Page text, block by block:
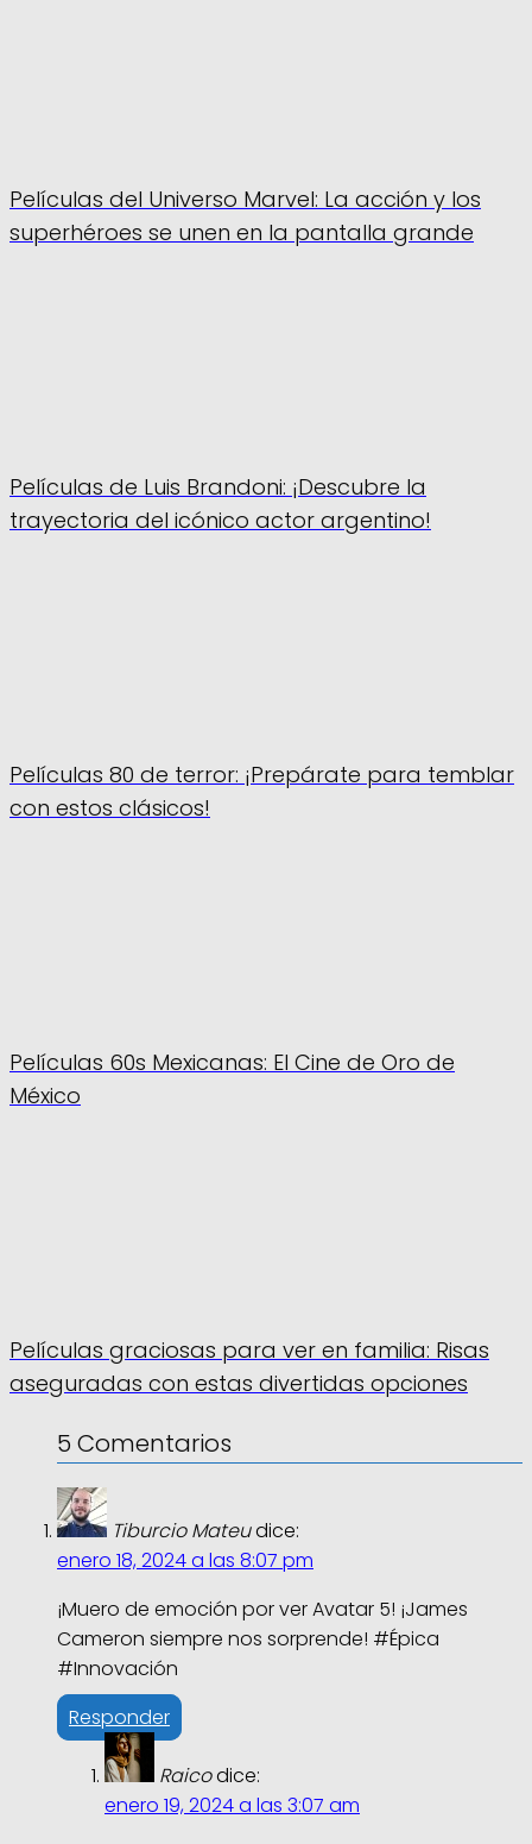
Películas del Universo Marvel: La acción y los
superhéroes se unen en la pantalla grande
Películas de Luis Brandoni: ¡Descubre la
trayectoria del icónico actor argentino!
Películas 80 de terror: ¡Prepárate para temblar
con estos clásicos!
Películas 60s Mexicanas: El Cine de Oro de
México
Películas graciosas para ver en familia: Risas
aseguradas con estas divertidas opciones
5 Comentarios
Tiburcio Mateudice:
enero 18, 2024 a las 8:07 pm
¡Muero de emoción por ver Avatar 5! ¡James
Cameron siempre nos sorprende! #Épica
#Innovación
Responder
Raicodice:
enero 19, 2024 a las 3:07 am